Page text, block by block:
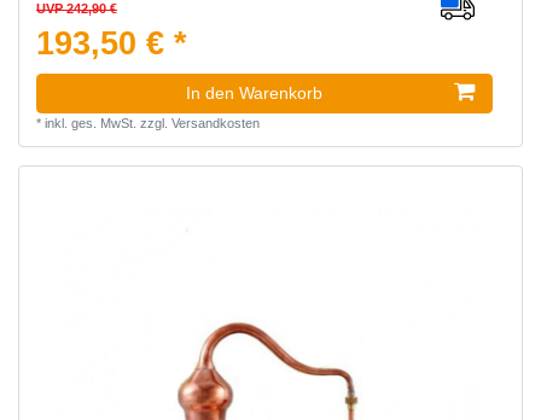
UVP 242,90 €
193,50 € *
In den Warenkorb
* inkl. ges. MwSt. zzgl. Versandkosten